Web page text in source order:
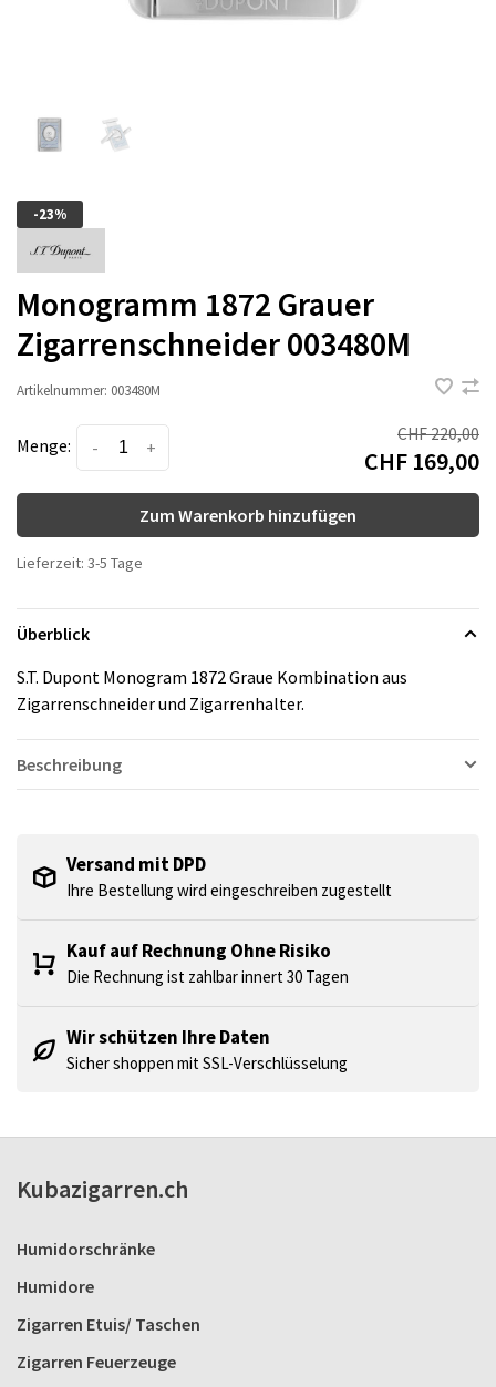
-23%
Monogramm 1872 Grauer
Zigarrenschneider 003480M
Artikelnummer: 003480M
Menge: +
-
CHF 220,00
CHF 169,00
Zum Warenkorb hinzufügen
Lieferzeit: 3-5 Tage
Überblick
S.T. Dupont Monogram 1872 Graue Kombination aus
Zigarrenschneider und Zigarrenhalter.
Beschreibung
Versand mit DPD
Ihre Bestellung wird eingeschreiben zugestellt
Kauf auf Rechnung Ohne Risiko
Die Rechnung ist zahlbar innert 30 Tagen
Wir schützen Ihre Daten
Sicher shoppen mit SSL-Verschlüsselung
Kubazigarren.ch
Humidorschränke
Humidore
Zigarren Etuis/ Taschen
Zigarren Feuerzeuge